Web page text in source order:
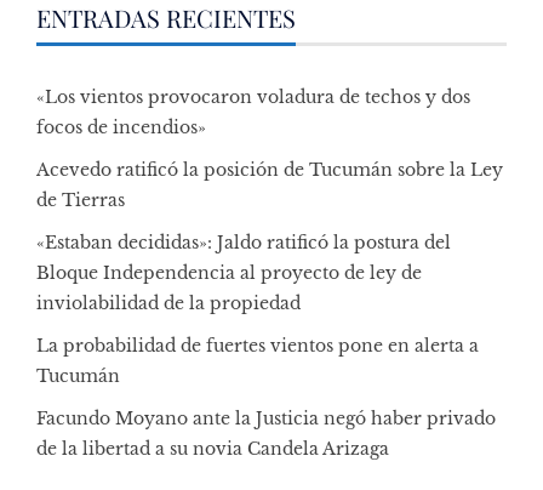
ENTRADAS RECIENTES
«Los vientos provocaron voladura de techos y dos
focos de incendios»
Acevedo ratificó la posición de Tucumán sobre la Ley
de Tierras
«Estaban decididas»: Jaldo ratificó la postura del
Bloque Independencia al proyecto de ley de
inviolabilidad de la propiedad
La probabilidad de fuertes vientos pone en alerta a
Tucumán
Facundo Moyano ante la Justicia negó haber privado
de la libertad a su novia Candela Arizaga